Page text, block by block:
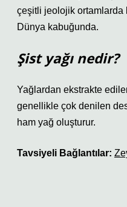
çeşitli jeolojik ortamlarda
Dünya kabuğunda.
Şist yağı nedir?
Yağlardan ekstrakte
genellikle çok denilen
ham yağ oluşturur.
Tavsiyeli Bağlantılar: